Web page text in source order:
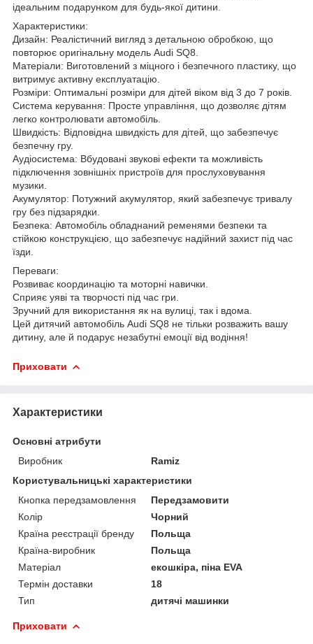
ідеальним подарунком для будь-якої дитини.
Характеристики:
Дизайн: Реалістичний вигляд з детальною обробкою, що
повторює оригінальну модель Audi SQ8.
Матеріали: Виготовлений з міцного і безпечного пластику, що
витримує активну експлуатацію.
Розміри: Оптимальні розміри для дітей віком від 3 до 7 років.
Система керування: Просте управління, що дозволяє дітям
легко контролювати автомобіль.
Швидкість: Відповідна швидкість для дітей, що забезпечує
безпечну гру.
Аудіосистема: Вбудовані звукові ефекти та можливість
підключення зовнішніх пристроїв для прослуховування
музики.
Акумулятор: Потужний акумулятор, який забезпечує тривалу
гру без підзарядки.
Безпека: Автомобіль обладнаний ременями безпеки та
стійкою конструкцією, що забезпечує надійний захист під час
їзди.
Переваги:
Розвиває координацію та моторні навички.
Сприяє уяві та творчості під час гри.
Зручний для використання як на вулиці, так і вдома.
Цей дитячий автомобіль Audi SQ8 не тільки розважить вашу
дитину, але й подарує незабутні емоції від водіння!
Приховати
Характеристики
Основні атрибути
Виробник
Ramiz
Користувальницькі характеристики
Кнопка передзамовлення
Передзамовити
Колір
Чорний
Країна реєстрації бренду
Польща
Країна-виробник
Польща
Матеріал
екошкіра, піна EVA
Термін доставки
18
Тип
дитячі машинки
Приховати